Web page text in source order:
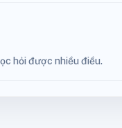
hỏi được nhiều điều.